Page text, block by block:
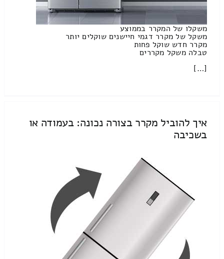
משקלו של המקרר בממוצע
משקל של מקרר דגמי חיישנים שוקלים יותר
מקרר חדש שוקל פחות
טבלה משקל מקררים
[…]
איך להוביל מקרר בצורה נכונה: בעמודה או
בשכיבה